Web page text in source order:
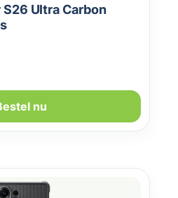
Ultra Carbon
nu